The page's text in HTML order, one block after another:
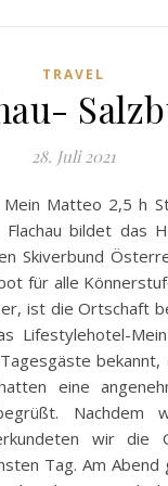
TRAVEL
28. Juli 2021
Flachau bildet das
Skiverbund
für alle
ist die Ortschaft
Lifestylehotel-
bekannt,
eine
Nachdem
wir die
Tag. Am Abend